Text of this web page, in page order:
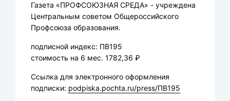
Газета «ПРОФСОЮЗНАЯ СРЕДА» - учреждена
Центральным советом Общероссийского
Профсоюза образования.
подписной индекс: ПВ195
стоимость на 6 мес. 1782,36 ₽
Ссылка для электронного оформления
подписки: podpiska.pochta.ru/press/ПВ195